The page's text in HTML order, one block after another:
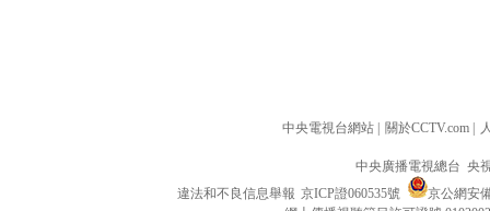
中央電視台網站 關於CCTV.com
中央廣播電視總台 央
違法和不良信息舉報 京ICP證060535號
京公網安